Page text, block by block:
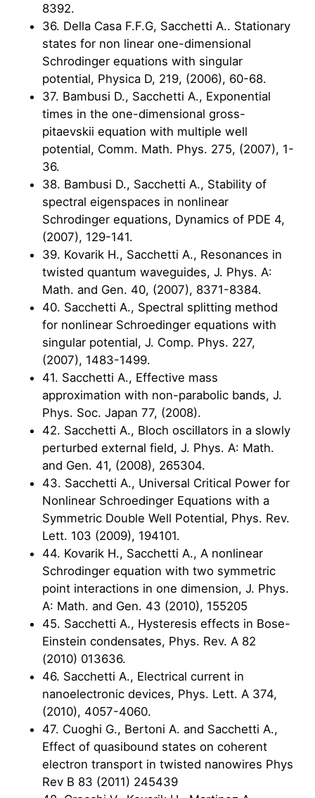
8392.
36. Della Casa F.F.G, Sacchetti A.. Stationary
states for non linear one-dimensional
Schrodinger equations with singular
potential, Physica D, 219, (2006), 60-68.
37. Bambusi D., Sacchetti A., Exponential
times in the one-dimensional gross-
pitaevskii equation with multiple well
potential, Comm. Math. Phys. 275, (2007), 1-
36.
38. Bambusi D., Sacchetti A., Stability of
spectral eigenspaces in nonlinear
Schrodinger equations, Dynamics of PDE 4,
(2007), 129-141.
39. Kovarik H., Sacchetti A., Resonances in
twisted quantum waveguides, J. Phys. A:
Math. and Gen. 40, (2007), 8371-8384.
40. Sacchetti A., Spectral splitting method
for nonlinear Schroedinger equations with
singular potential, J. Comp. Phys. 227,
(2007), 1483-1499.
41. Sacchetti A., Effective mass
approximation with non-parabolic bands, J.
Phys. Soc. Japan 77, (2008).
42. Sacchetti A., Bloch oscillators in a slowly
perturbed external field, J. Phys. A: Math.
and Gen. 41, (2008), 265304.
43. Sacchetti A., Universal Critical Power for
Nonlinear Schroedinger Equations with a
Symmetric Double Well Potential, Phys. Rev.
Lett. 103 (2009), 194101.
44. Kovarik H., Sacchetti A., A nonlinear
Schrodinger equation with two symmetric
point interactions in one dimension, J. Phys.
A: Math. and Gen. 43 (2010), 155205
45. Sacchetti A., Hysteresis effects in Bose-
Einstein condensates, Phys. Rev. A 82
(2010) 013636.
46. Sacchetti A., Electrical current in
nanoelectronic devices, Phys. Lett. A 374,
(2010), 4057-4060.
47. Cuoghi G., Bertoni A. and Sacchetti A.,
Effect of quasibound states on coherent
electron transport in twisted nanowires Phys
Rev B 83 (2011) 245439